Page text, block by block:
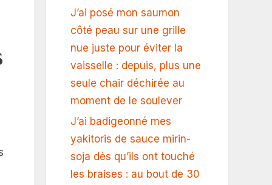
J’ai posé mon saumon
côté peau sur une grille
nue juste pour éviter la
vaisselle : depuis, plus une
seule chair déchirée au
moment de le soulever
J’ai badigeonné mes
yakitoris de sauce mirin-
soja dès qu’ils ont touché
les braises : au bout de 30